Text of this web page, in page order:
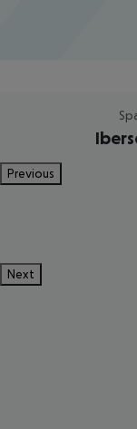
Previous
Next